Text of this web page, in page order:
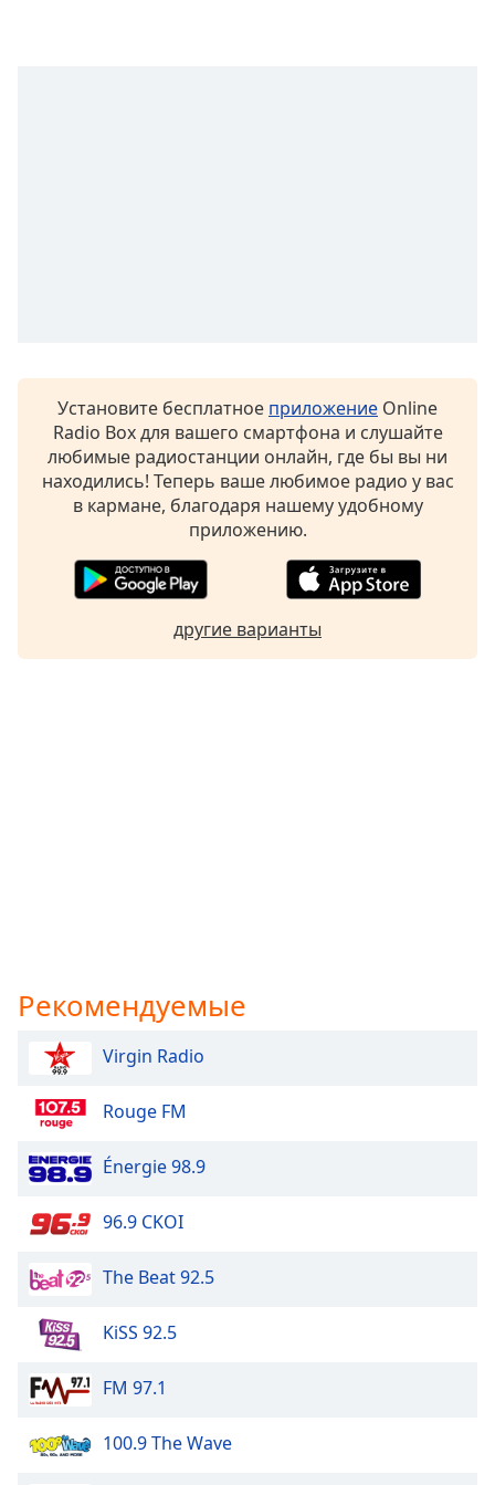
Установите бесплатное приложение Online
Radio Box для вашего смартфона и слушайте
любимые радиостанции онлайн, где бы вы ни
находились! Теперь ваше любимое радио у вас
в кармане, благодаря нашему удобному
приложению.
другие варианты
Рекомендуемые
Virgin Radio
Rouge FM
Énergie 98.9
96.9 CKOI
The Beat 92.5
KiSS 92.5
FM 97.1
100.9 The Wave